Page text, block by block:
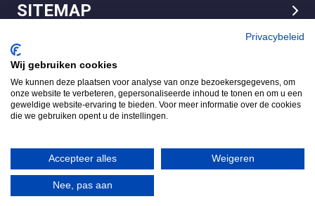
SITEMAP
LEGAL
FietsWaar.nl
4.7
Gebaseerd op 540 reviews
Review ons op
Privacybeleid
Wij gebruiken cookies
We kunnen deze plaatsen voor analyse van onze bezoekersgegevens, om
onze website te verbeteren, gepersonaliseerde inhoud te tonen en om u een
geweldige website-ervaring te bieden. Voor meer informatie over de cookies
die we gebruiken opent u de instellingen.
Accepteer alles Weigeren
Nee, pas aan